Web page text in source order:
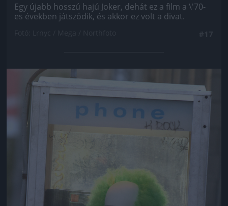
Egy újabb hosszú hajú Joker, dehát ez a film a \'70-
es években játszódik, és akkor ez volt a divat.
Jön még kép!